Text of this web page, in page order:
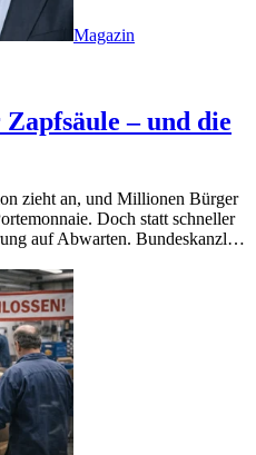
Magazin
– und die
zieht an, und Millionen Bürger
Doch statt schneller
auf Abwarten. Bundeskanzl…